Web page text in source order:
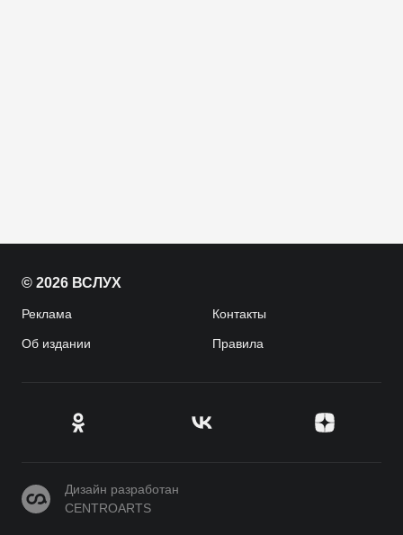
© 2026 ВСЛУХ
Реклама Контакты
Об издании Правила
CENTROARTS